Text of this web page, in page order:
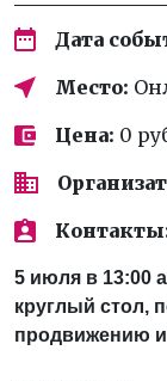
Дата
Место:
Цена: 0
5 июля в 13:00
круглый стол,
продвижению и